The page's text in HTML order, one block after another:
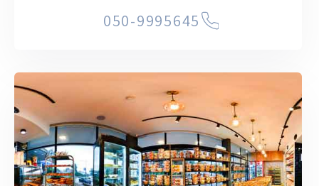
050-9995645